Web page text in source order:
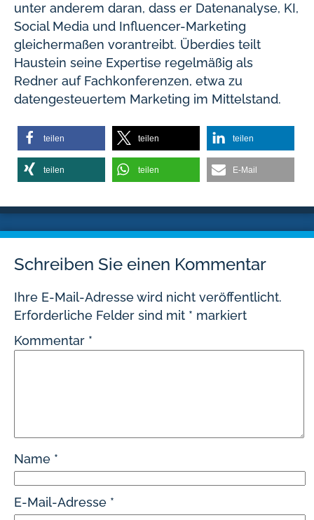
unter anderem daran, dass er Datenanalyse, KI,
Social Media und Influencer-Marketing
gleichermaßen vorantreibt. Überdies teilt
Haustein seine Expertise regelmäßig als
Redner auf Fachkonferenzen, etwa zu
datengesteuertem Marketing im Mittelstand.
teilen teilen teilen
teilen teilen E-Mail
Schreiben Sie einen Kommentar
Ihre E-Mail-Adresse wird nicht veröffentlicht.
Erforderliche Felder sind mit * markiert
Kommentar *
Name *
E-Mail-Adresse *